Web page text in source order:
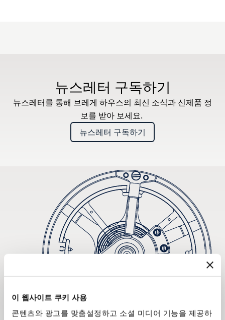
이 웹사이트 쿠키 사용
콘텐츠와 광고를 맞춤설정하고 소셜 미디어 기능을 제공하
뉴스레터 구독하기
뉴스레터를 통해 브레게 하우스의 최신 소식과 신제품 정
보를 받아 보세요.
뉴스레터 구독하기